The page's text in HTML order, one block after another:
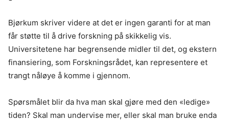
Bjørkum skriver videre at det er ingen garanti for at man
får støtte til å drive forskning på skikkelig vis.
Universitetene har begrensende midler til det, og ekstern
finansiering, som Forskningsrådet, kan representere et
trangt nåløye å komme i gjennom.
Spørsmålet blir da hva man skal gjøre med den «ledige»
tiden? Skal man undervise mer, eller skal man bruke enda